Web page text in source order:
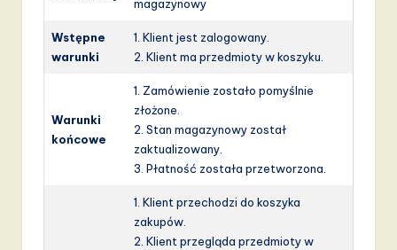
magazynowy
Wstępne
warunki
1. Klient jest zalogowany.
2. Klient ma przedmioty w koszyku.
Warunki
końcowe
1. Zamówienie zostało pomyślnie
złożone.
2. Stan magazynowy został
zaktualizowany.
3. Płatność została przetworzona.
1. Klient przechodzi do koszyka
zakupów.
2. Klient przegląda przedmioty w